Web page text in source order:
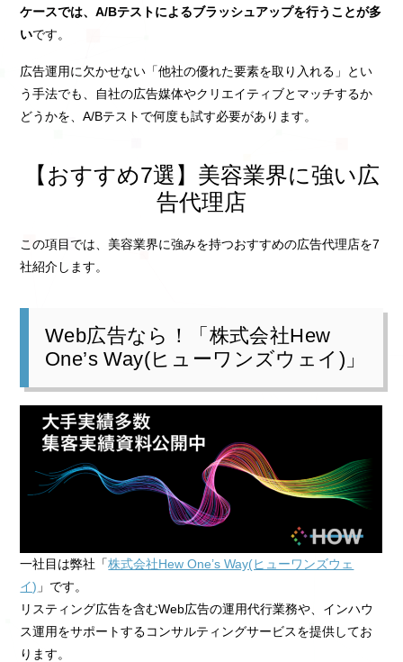
ケースでは、A/Bテストによるブラッシュアップを行うことが多
いです。
広告運用に欠かせない「他社の優れた要素を取り入れる」とい
う手法でも、自社の広告媒体やクリエイティブとマッチするか
どうかを、A/Bテストで何度も試す必要があります。
【おすすめ7選】美容業界に強い広
告代理店
この項目では、美容業界に強みを持つおすすめの広告代理店を7
社紹介します。
Web広告なら！「株式会社Hew
One’s Way(ヒューワンズウェイ)」
一社目は弊社「株式会社Hew One’s Way(ヒューワンズウェ
イ) 」です。
リスティング広告を含むWeb広告の運用代行業務や、インハウ
ス運用をサポートするコンサルティングサービスを提供してお
ります。